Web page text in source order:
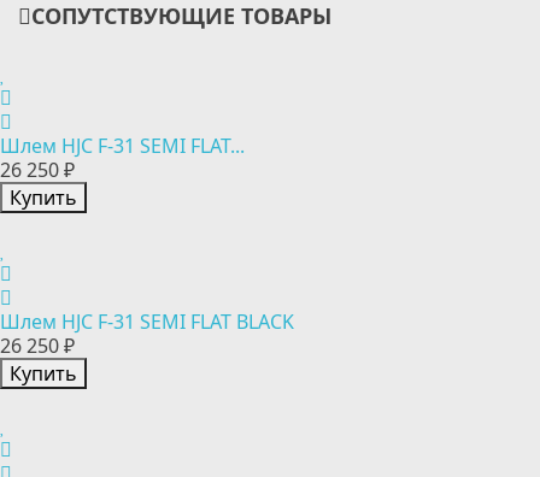
СОПУТСТВУЮЩИЕ ТОВАРЫ
Шлем HJC F-31 SEMI FLAT...
26 250 ₽
Купить
Шлем HJC F-31 SEMI FLAT BLACK
26 250 ₽
Купить